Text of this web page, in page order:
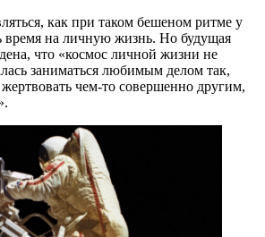
как при таком бешеном ритме у
время на личную жизнь. Но будущая
что «космос личной жизни не
заниматься любимым делом так,
чем-то совершенно другим,